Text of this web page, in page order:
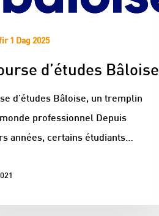
1 Dag 2025
d’études Bâloise
d’études Bâloise, un tremplin
professionnel Depuis
années, certains étudiants…